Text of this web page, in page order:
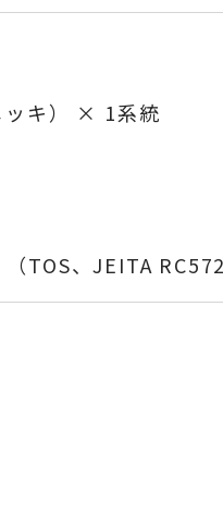
ッキ） × 1系統
TOS、JEITA